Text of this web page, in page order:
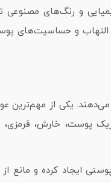
و رنگ‌های
و حساسیت‌های
یکی از مهم‌ترین
پوست، خارش،
ایجاد کرده و